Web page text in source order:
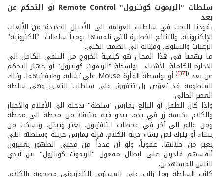
سلطات "الريموت كونترول" Remote Control أو التحكم عن
بعد
يقودنا البحث في سلطات العولمة الى الأجيال الجديدة من الألعاب
الإلكترونية، والنتائج الخطيرة التي نلمسها يومياً سلطات "الكترونية"
الرغبات والسلوك، وميّالة الى الصمت الكلي.
ما يهمنا في هذا المجال هو كيفية الخروج من التلقي الكامل الى
الادارة الكاملة للأشياء بواسطة "الريموت كونترول" أو جهاز التحكم
عن بعد (
[37]
) أو بواسطة الفأرة Mouse على تشابه وظيفتيهما، وتلك
المنظومة قد تعوّض بل تتفوق على سلطات التعبير وهي سلطة
العصر الحالي.
واذا كان الطفل أو البالغ يمارس "سلطة" تدخله الى الأفلام والأخبار
والكلام بكبسة زر في يده، يبدو فيه متنقلاً من محطة الى محطة
ومن عالم الى آخر في محطات التلفزيون، يغيّر ويبدّل، ويسكت من
يشاء أو يترك لمن يشاء حرية الكلام، فإنه يمارس حريته وسلطته التي
يعبر من خلالها، عفوياً، ولو أن عدداً من محبي الظهور يعتبرون
أنفسهم قادرين على ابطال مفعول "الريموت كونترول" بين أيدي
الناس المشاهدين.
كانت السلطة وما زالت على المستوى التلفزيوني مصحوبة بالكلام،